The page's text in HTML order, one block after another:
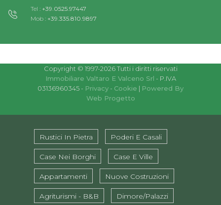
Tel : +39.0525.97447
Mob : +39.335.810.9897
Copyright © 1997-2026 Tutti i diritti riservati
Immobiliare Valtaro E Valceno Srl - P.IVA
03136960345 - Privacy - Cookie | Powered By
Web Progetto
Rustici In Pietra Poderi E Casali
Case Nei Borghi Case E Ville
Appartamenti Nuove Costruzioni
Agriturismi - B&B Dimore/Palazzi